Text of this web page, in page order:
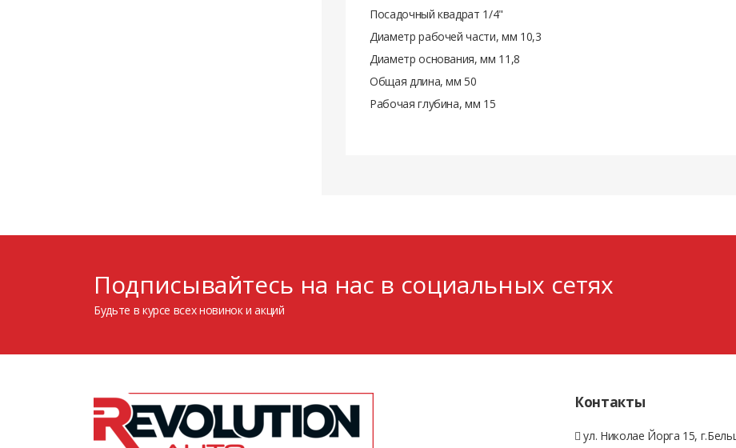
Посадочный квадрат 1/4"
Диаметр рабочей части, мм 10,3
Диаметр основания, мм 11,8
Общая длина, мм 50
Рабочая глубина, мм 15
Подписывайтесь на нас в социальных сетях
Будьте в курсе всех новинок и акций
Контакты
ул. Николае Йорга 15,